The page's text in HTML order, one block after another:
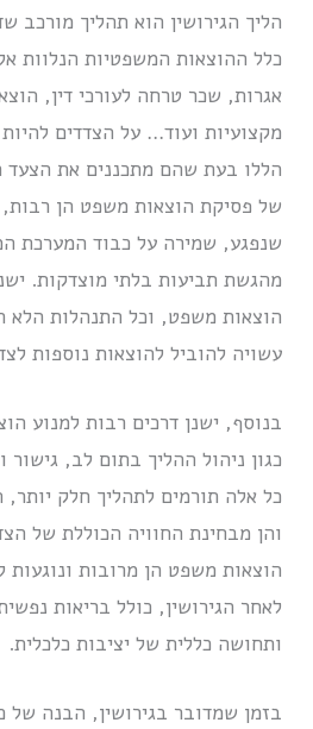
הליך הגירושין הוא תהליך
כלל ההוצאות המשפטיות הנלוות
אגרות, שכר טרחה לעורכי דין,
מקצועיות ועוד… על הצדדים
הללו בעת שהם מתכננים את הצעד
של פסיקת הוצאות משפט הן רבות,
שנפגע, שמירה על כבוד המערכת
מהגשת תביעות בלתי מוצדקות.
הוצאות משפט, וכל התנהלות הלא
עשויה להוביל להוצאות נוספות
בנוסף, ישנן דרכים רבות למנוע
כגון ניהול ההליך בתום לב,
כל אלה תורמים לתהליך חלק
והן מבחינת החוויה הכוללת של
הוצאות משפט הן מרובות ונוגעות
לאחר הגירושין, כולל בריאות
ותחושה כללית של יציבות כלכלית.
בזמן שמדובר בגירושין, הבנה של